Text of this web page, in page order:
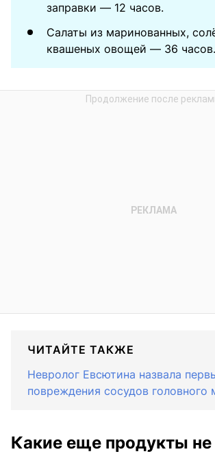
заправки — 12 часов.
Салаты из маринованных,
квашеных овощей — 36 часов.
ЧИТАЙТЕ ТАКЖЕ
Невролог Евсютина назвала
повреждения сосудов головного
Какие еще продукты не